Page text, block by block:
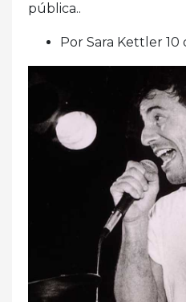
pública..
Por Sara Kettler 10